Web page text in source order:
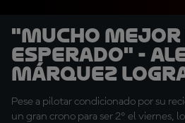
"Mucho mejor
esperado" -
Márquez
"competitivo"
Pese a pilotar condicionado por su
un gran crono para ser 2º el viernes,